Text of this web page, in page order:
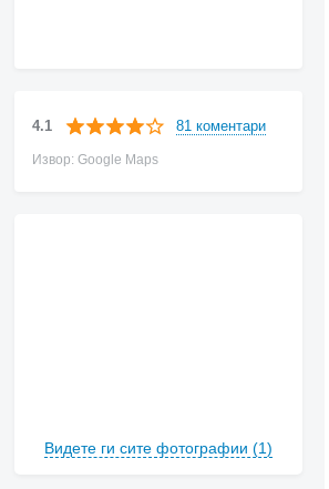
4.1 81 коментари
Извор: Google Maps
Видете ги сите фотографии (1)